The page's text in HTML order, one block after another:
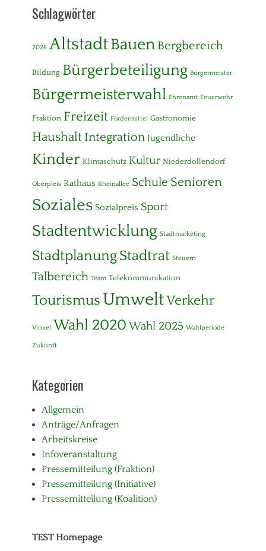
Schlagwörter
2026 AltstadtBauen Bergbereich
Bildung Bürgerbeteiligung Bürgermeister
Bürgermeisterwahl Ehrenamt Feuerwehr
Fraktion Freizeit Fördermittel Gastronomie
Haushalt Integration Jugendliche
Kinder Klimaschutz Kultur Niederdollendorf
Oberpleis Rathaus Rheinallee Schule Senioren
Soziales Sozialpreis Sport
Stadtentwicklung Stadtmarketing
StadtplanungStadtrat Steuern
Talbereich Team Telekommunikation
TourismusUmweltVerkehr
Vinxel Wahl 2020 Wahl 2025 Wahlperiode
Zukunft
Kategorien
Allgemein
Anträge/Anfragen
Arbeitskreise
Infoveranstaltung
Pressemitteilung (Fraktion)
Pressemitteilung (Initiative)
Pressemitteilung (Koalition)
TEST Homepage